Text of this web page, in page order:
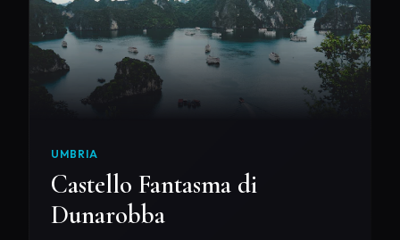
UMBRIA
Castello Fantasma di
Dunarobba